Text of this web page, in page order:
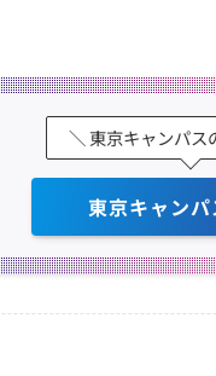
＼ 東京キャンパス
東京キャン